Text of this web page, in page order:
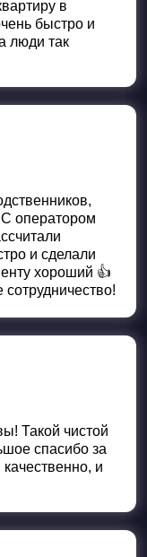
в
быстро и
люди так
оператором
и сделали
хороший 👍
Такой чистой
спасибо за
и